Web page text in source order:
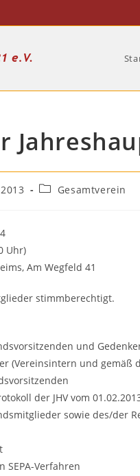
Beitrags-
Gesamtverein
Uhr)
Am Wegfeld 41
stimmberechtigt.
und
(Vereinsintern und gemäß
der JHV vom
sowie des/der
SEPA-Verfahren